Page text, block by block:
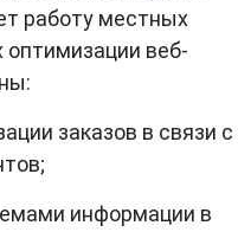
работу местных
оптимизации веб-
заказов в связи с
информации в